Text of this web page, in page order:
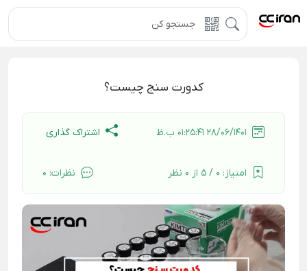
کدورت سنج چیست؟
اشتراک گذاری
امتیاز: 0 / 5 از 0 نظر نظرات: 0